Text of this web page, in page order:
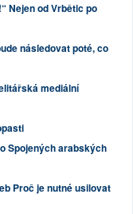
Nejen od Vrbětic po
následovat poté, co
mediální
Spojených arabských
Proč je nutné usilovat